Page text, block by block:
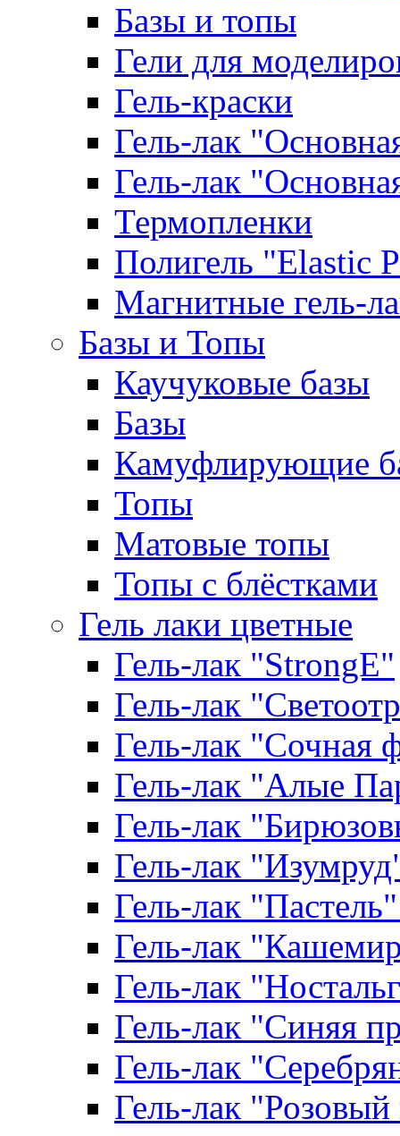
Базы и топы
Гели для
Гель-краски
Гель-лак
Гель-лак
Термопленки
Полигель "Elastic
Магнитные гель-
Базы и Топы
Каучуковые базы
Базы
Камуфлирующие
Топы
Матовые топы
Топы с блёстками
Гель лаки цветные
Гель-лак "StrongE"
Гель-лак
Гель-лак "Сочная
Гель-лак "Алые
Гель-лак
Гель-лак
Гель-лак
Гель-лак
Гель-лак
Гель-лак "Синяя
Гель-лак
Гель-лак